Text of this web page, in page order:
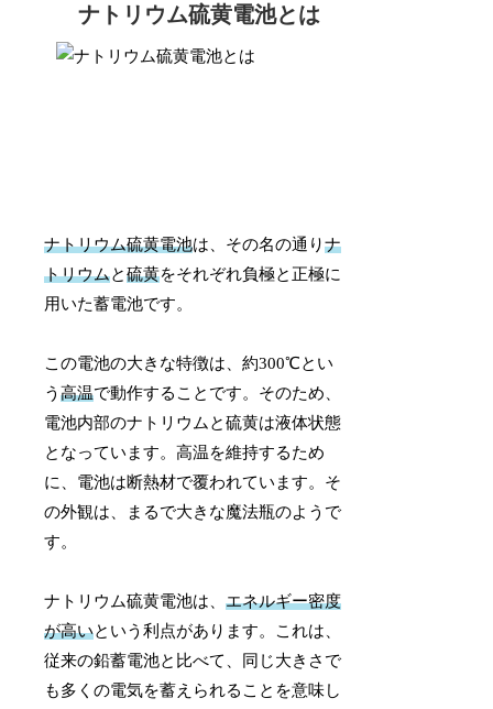
ナトリウム硫黄電池とは
ナトリウム硫黄電池は、その名の通りナ
トリウムと硫黄をそれぞれ負極と正極に
用いた蓄電池です。
この電池の大きな特徴は、約300℃とい
う高温で動作することです。そのため、
電池内部のナトリウムと硫黄は液体状態
となっています。高温を維持するため
に、電池は断熱材で覆われています。そ
の外観は、まるで大きな魔法瓶のようで
す。
ナトリウム硫黄電池は、エネルギー密度
が高いという利点があります。これは、
従来の鉛蓄電池と比べて、同じ大きさで
も多くの電気を蓄えられることを意味し